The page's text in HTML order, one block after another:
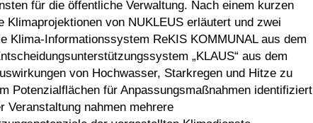
für die öffentliche Verwaltung. Nach einem kurzen
von NUKLEUS erläutert und zwei
Klima-Informationssystem ReKIS KOMMUNAL aus dem
„KLAUS“ aus dem
von Hochwasser, Starkregen und Hitze zu
Potenzialflächen für Anpassungsmaßnahmen identifiziert
Veranstaltung nahmen mehrere